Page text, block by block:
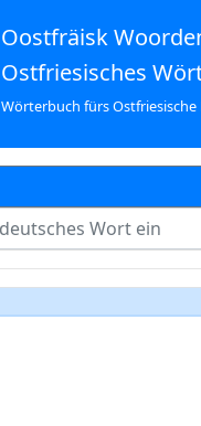
Oostfräisk
Ostfriesisches
Wörterbuch fürs Ostfriesische